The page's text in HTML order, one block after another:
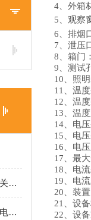
苏州辉准试验设备有限公司关于2026年春节放假通知！
苏州辉准试验设备推荐款：电池试验机这些功能很重要！
4 、外
5 、观察
6 、排烟
7 、泄
8 、箱
9 、测
10 、照
11
、温
12 、温
13 、温
14 、电
15
电
16 、电
17 、最
18
电
19 、电
20 、装
21
、设
22 、设